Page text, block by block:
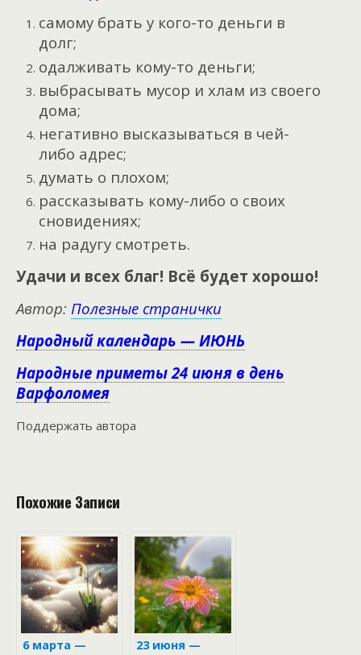
самому брать у кого-то деньги в
долг;
одалживать кому-то деньги;
выбрасывать мусор и хлам из своего
дома;
негативно высказываться в чей-
либо адрес;
думать о плохом;
рассказывать кому-либо о своих
сновидениях;
на радугу смотреть.
Удачи и всех благ! Всё будет хорошо!
Автор: Полезные странички
Народный календарь — ИЮНЬ
Народные приметы 24 июня в день
Варфоломея
Поддержать автора
Похожие Записи
6 марта —
23 июня —